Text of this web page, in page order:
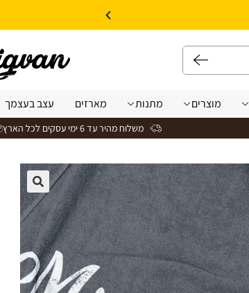
מוצרים מתנות מארזים עצב בעצמך
משלוח מהיר עד 6 ימי עסקים לכל הארץ